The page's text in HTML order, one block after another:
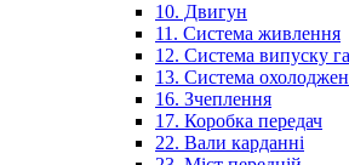
10. Двигун
11. Система живлення
12. Система випуску
13. Система
16. Зчеплення
17. Коробка передач
22. Вали карданні